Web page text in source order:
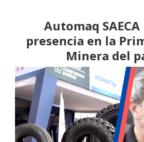
Automaq
presencia en la
Minera del